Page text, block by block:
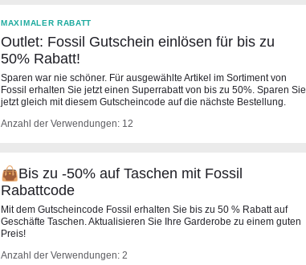
MAXIMALER RABATT
Outlet: Fossil Gutschein einlösen für bis zu
50% Rabatt!
Sparen war nie schöner. Für ausgewählte Artikel im Sortiment von
Fossil erhalten Sie jetzt einen Superrabatt von bis zu 50%. Sparen Sie
jetzt gleich mit diesem Gutscheincode auf die nächste Bestellung.
Anzahl der Verwendungen: 12
👜Bis zu -50% auf Taschen mit Fossil
Rabattcode
Mit dem Gutscheincode Fossil erhalten Sie bis zu 50 % Rabatt auf
Geschäfte Taschen. Aktualisieren Sie Ihre Garderobe zu einem guten
Preis!
Anzahl der Verwendungen: 2